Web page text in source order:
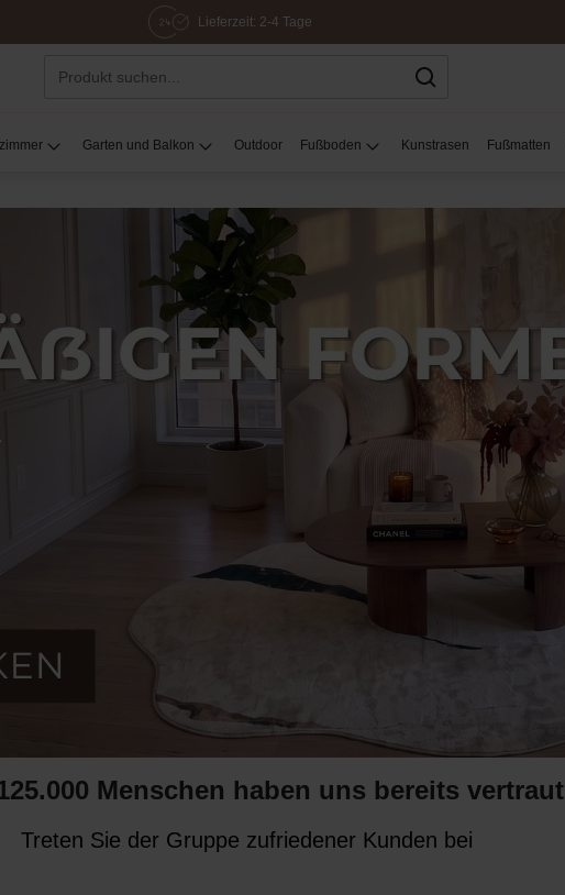
Lieferzeit: 2-4 Tage
Garten und Balkon Outdoor Fußboden Kunstrasen Fußmatten
Menschen haben uns bereits vertraut
Treten Sie der Gruppe zufriedener Kunden bei